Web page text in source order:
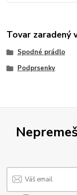
Tovar zaradený
Spodné prádlo
Podprsenky